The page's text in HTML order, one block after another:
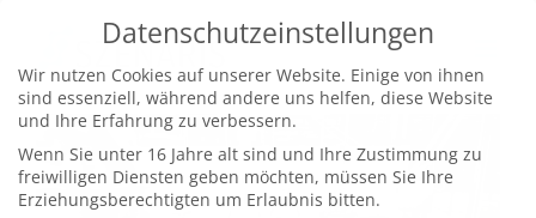
springen
Datenschutzeinstellungen
Wir nutzen Cookies auf unserer Website. Einige von ihnen
sind essenziell, während andere uns helfen, diese Website
und Ihre Erfahrung zu verbessern.
Wenn Sie unter 16 Jahre alt sind und Ihre Zustimmung zu
freiwilligen Diensten geben möchten, müssen Sie Ihre
Erziehungsberechtigten um Erlaubnis bitten.